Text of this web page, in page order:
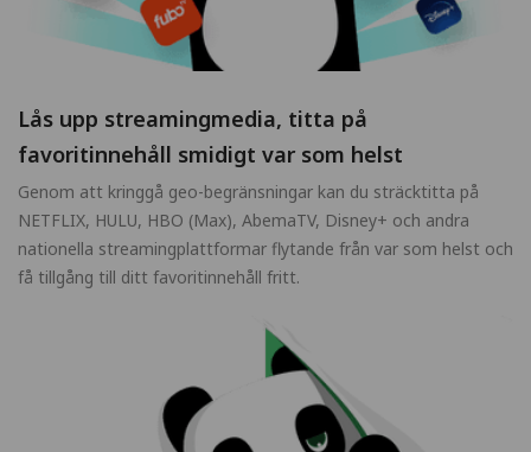
Lås upp streamingmedia, titta på
favoritinnehåll smidigt var som helst
Genom att kringgå geo-begränsningar kan du sträcktitta på
NETFLIX, HULU, HBO (Max), AbemaTV, Disney+ och andra
nationella streamingplattformar flytande från var som helst och
få tillgång till ditt favoritinnehåll fritt.